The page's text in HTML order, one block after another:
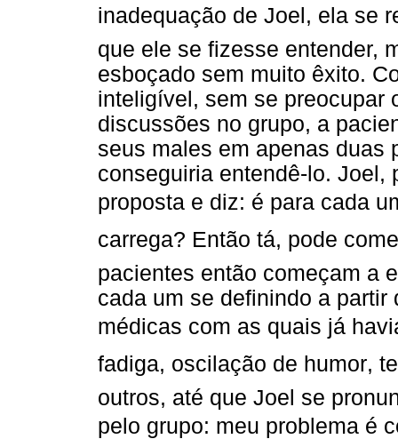
inadequação de Joel, ela se
que ele se fizesse entender,
esboçado sem muito êxito.
inteligível, sem se preocupar
discussões no grupo, a
seus males em apenas duas
conseguiria entendê-lo. Joel,
proposta e diz: é para cada
carrega? Então tá, pode
pacientes então começam a
cada um se definindo a
médicas com as quais já
fadiga, oscilação de humor,
outros, até que Joel se
pelo grupo: meu problema é